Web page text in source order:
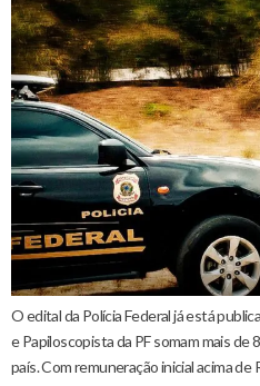
O edital da Polícia Federal já está
e Papiloscopista da PF somam mais
país. Com remuneração inicial acima